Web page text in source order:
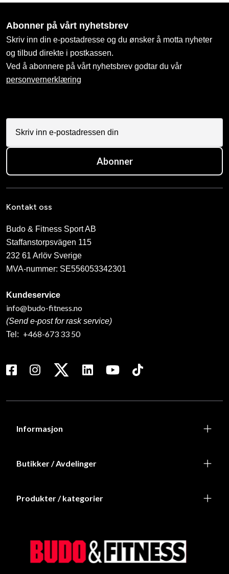
Abonner på vårt nyhetsbrev
Skriv inn din e-postadresse og du ønsker å motta nyheter
og tilbud direkte i postkassen.
Ved å abonnere på vårt nyhetsbrev godtar du vår
personvernerklæring
Abonner
Kontakt oss
Budo & Fitness Sport AB
Staffanstorpsvägen 115
232 61 Arlöv Sverige
MVA-nummer: SE556053342301
Kundeservice
info@budo-fitness.no
(Send e-post for rask service)
Tel: +468-673 33 50
Informasjon
Butikker / Avdelinger
Produkter / kategorier